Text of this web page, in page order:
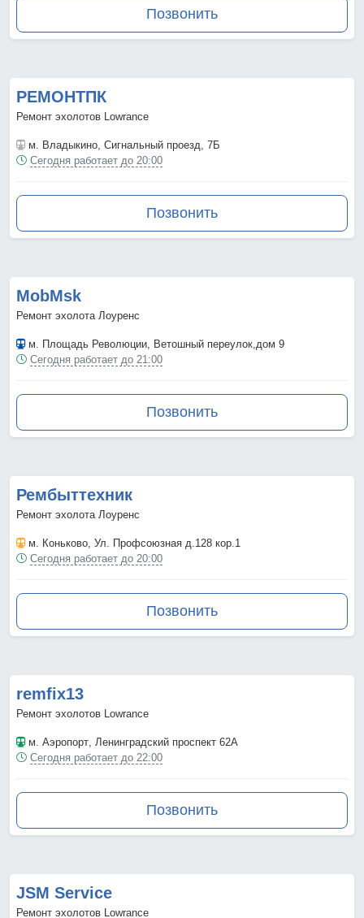
Позвонить
РЕМОНТПК
Ремонт эхолотов Lowrance
м. Владыкино, Сигнальный проезд, 7Б
Сегодня работает до 20:00
Позвонить
MobMsk
Ремонт эхолота Лоуренс
м. Площадь Революции, Ветошный переулок,дом 9
Сегодня работает до 21:00
Позвонить
Рембыттехник
Ремонт эхолота Лоуренс
м. Коньково, Ул. Профсоюзная д.128 кор.1
Сегодня работает до 20:00
Позвонить
remfix13
Ремонт эхолотов Lowrance
м. Аэропорт, Ленинградский проспект 62А
Сегодня работает до 22:00
Позвонить
JSM Service
Ремонт эхолотов Lowrance